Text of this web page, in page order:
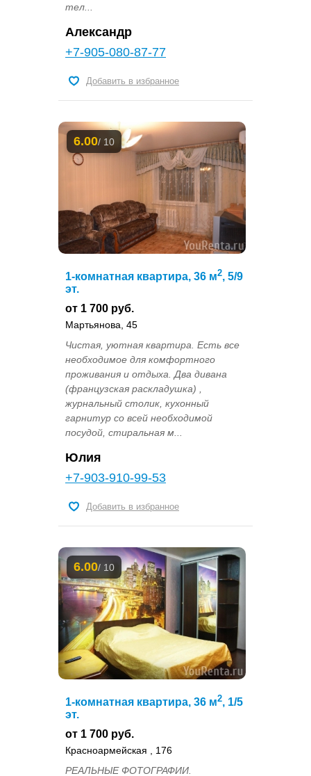
тел...
Александр
+7-905-080-87-77
Добавить в избранное
6.00/ 10
1-комнатная квартира, 36 м2, 5/9
эт.
от 1 700 руб.
Мартьянова, 45
Чистая, уютная квартира. Есть все
необходимое для комфортного
проживания и отдыха. Два дивана
(французская раскладушка) ,
журнальный столик, кухонный
гарнитур со всей необходимой
посудой, стиральная м...
Юлия
+7-903-910-99-53
Добавить в избранное
6.00/ 10
1-комнатная квартира, 36 м2, 1/5
эт.
от 1 700 руб.
Красноармейская , 176
РЕАЛЬНЫЕ ФОТОГРАФИИ.